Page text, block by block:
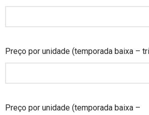
Preço por unidade (temporada baixa –
Preço por unidade (temporada baixa –